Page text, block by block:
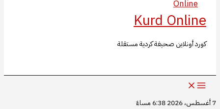
المحتوى
Kurd Online
كورد أونلاين صحيفة كردية مستقلة
7 أغسطس، 2026 6:38 مساءً